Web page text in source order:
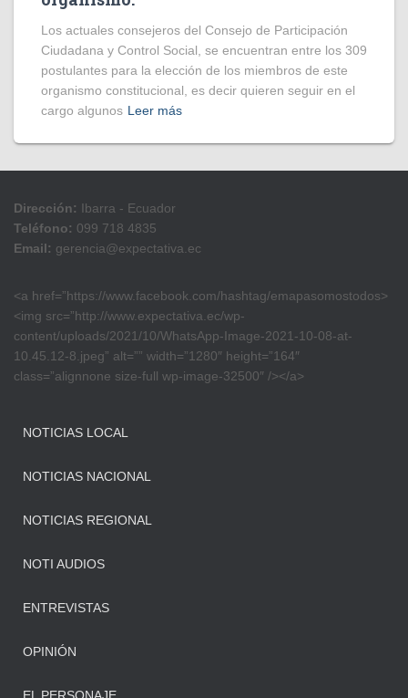
Los actuales consejeros del Consejo de Participación
Ciudadana y Control Social, se encuentran entre los 309
postulantes para la elección de los miembros de este
organismo constitucional, es decir quieren seguir en el
cargo algunos Leer más
Dirección: Ibarra - Ecuador
Teléfono: 099 718 4835
Email: gerencia@expectativa.ec
<a href=”https://www.facebook.com/hashtag/emapasomostodos>
<img src=”http://www.expectativa.ec/wp-
content/uploads/2021/10/WhatsApp-Image-2021-10-08-at-
10.45.12-8.jpeg” alt=”” width=”1280″ height=”164″
class=”alignnone size-full wp-image-32500″ /></a>
NOTICIAS LOCAL
NOTICIAS NACIONAL
NOTICIAS REGIONAL
NOTI AUDIOS
ENTREVISTAS
OPINIÓN